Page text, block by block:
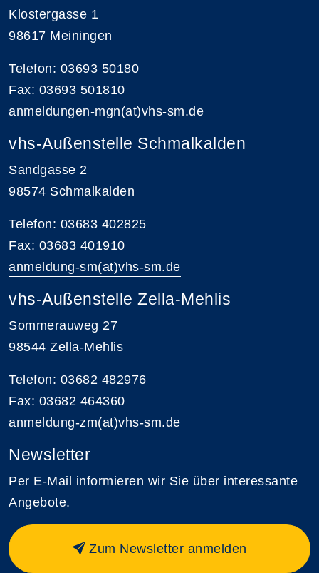
Klostergasse 1
98617 Meiningen
Telefon: 03693 50180
Fax: 03693 501810
anmeldungen-mgn(at)vhs-sm.de
vhs-Außenstelle Schmalkalden
Sandgasse 2
98574 Schmalkalden
Telefon: 03683 402825
Fax: 03683 401910
anmeldung-sm(at)vhs-sm.de
vhs-Außenstelle Zella-Mehlis
Sommerauweg 27
98544 Zella-Mehlis
Telefon: 03682 482976
Fax: 03682 464360
anmeldung-zm(at)vhs-sm.de
Newsletter
Per E-Mail informieren wir Sie über interessante
Angebote.
Zum Newsletter anmelden